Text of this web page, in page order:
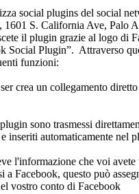
social plugins del social
1601 S. California Ave, Palo
il plugin grazie al logo di
Social Plugin”. Attraverso
funzioni:
crea un collegamento
sono trasmessi
inseriti automaticamente nel
l'informazione che voi avete
a Facebook, questo può
vostro conto di Facebook